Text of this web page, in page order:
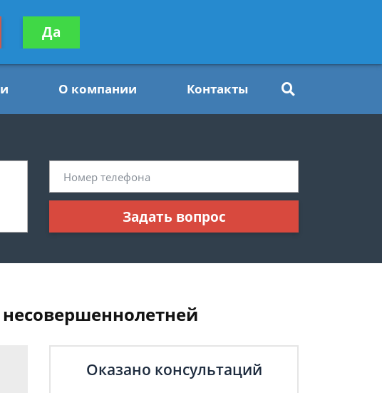
консультацию
бесплатно
О компании Контакты
Задать вопрос
несовершеннолетней
Оказано консультаций
Да